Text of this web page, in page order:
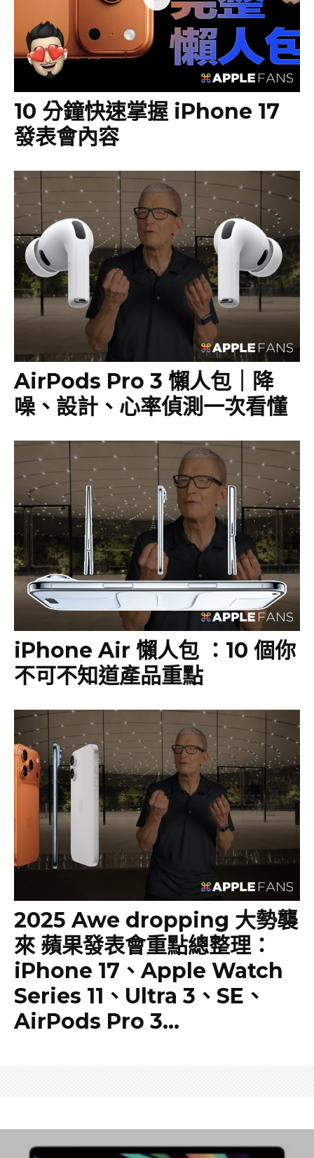
10 分鐘快速掌握 iPhone 17
發表會內容
AirPods Pro 3 懶人包｜降
噪、設計、心率偵測一次看懂
iPhone Air 懶人包 ：10 個你
不可不知道產品重點
2025 Awe dropping 大勢襲
來 蘋果發表會重點總整理：
iPhone 17、Apple Watch
Series 11、Ultra 3、SE、
AirPods Pro 3…